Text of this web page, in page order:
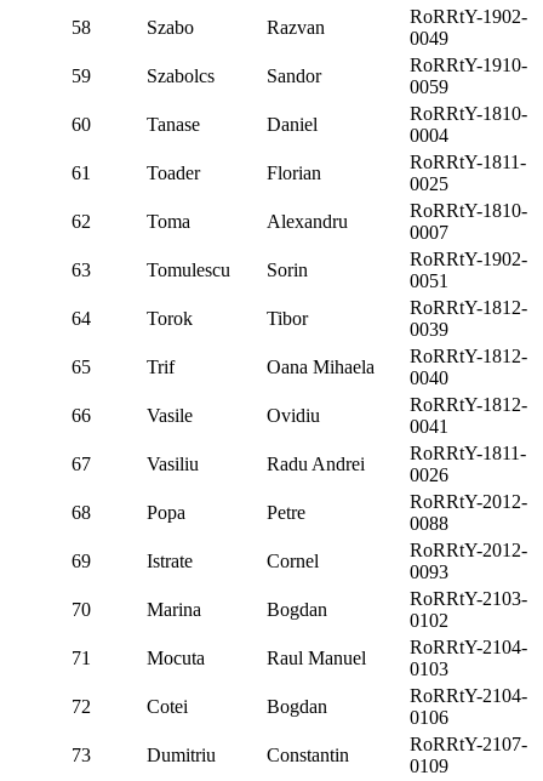
58
Szabo Razvan
RoRRtY-1902-
0049
59
Szabolcs Sandor
RoRRtY-1910-
0059
60
Tanase Daniel
RoRRtY-1810-
0004
61
Toader Florian
RoRRtY-1811-
0025
62
Toma Alexandru
RoRRtY-1810-
0007
63
Tomulescu Sorin
RoRRtY-1902-
0051
64
Torok Tibor
RoRRtY-1812-
0039
65
Trif Oana Mihaela
RoRRtY-1812-
0040
66
Vasile Ovidiu
RoRRtY-1812-
0041
67
Vasiliu Radu Andrei
RoRRtY-1811-
0026
68
Popa Petre
RoRRtY-2012-
0088
69
Istrate Cornel
RoRRtY-2012-
0093
70
Marina Bogdan
RoRRtY-2103-
0102
71
Mocuta Raul Manuel
RoRRtY-2104-
0103
72
Cotei Bogdan
RoRRtY-2104-
0106
73
Dumitriu Constantin
RoRRtY-2107-
0109